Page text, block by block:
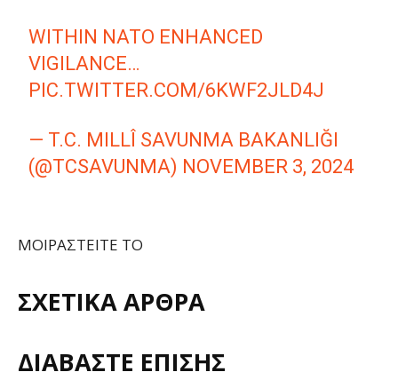
WITHIN NATO ENHANCED
VIGILANCE…
PIC.TWITTER.COM/6KWF2JLD4J
— T.C. MILLÎ SAVUNMA BAKANLIĞI
(@TCSAVUNMA) NOVEMBER 3, 2024
ΜΟΙΡΑΣΤΕΙΤΕ ΤΟ
ΣΧΕΤΙΚΑ ΑΡΘΡΑ
ΔΙΑΒΑΣΤΕ ΕΠΙΣΗΣ